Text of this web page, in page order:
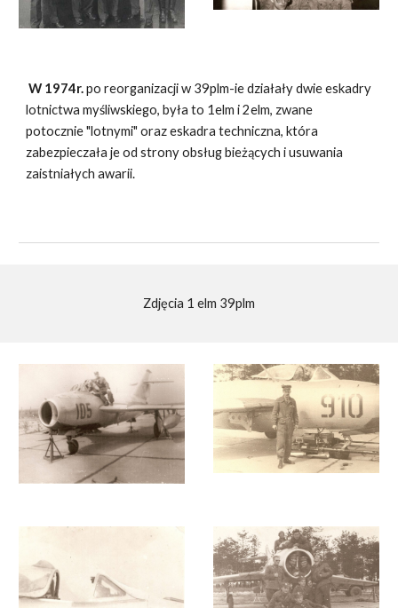
W 1974r.po reorganizacji w 39plm-ie działały dwie eskadry
lotnictwa myśliwskiego, była to 1elm i 2elm, zwane
potocznie "lotnymi" oraz eskadra techniczna, która
zabezpieczała je od strony obsług bieżących i usuwania
zaistniałych awarii.
Zdjęcia 1 elm 39plm